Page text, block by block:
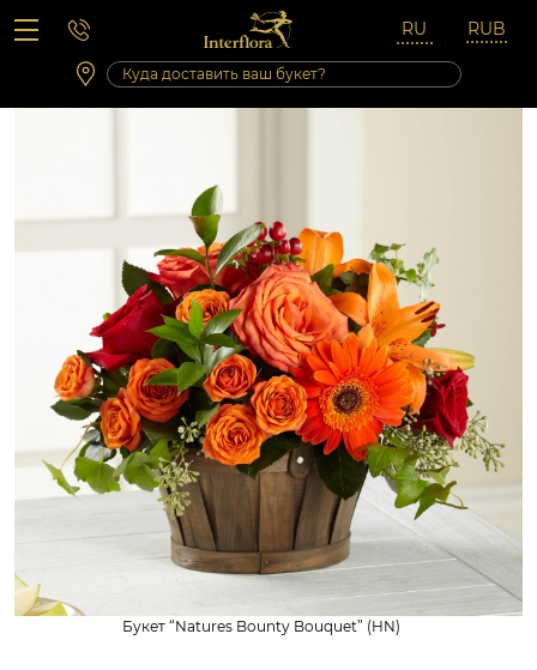
Вопросы-ответы
Сб 10:00 ‐ 14:00
Выходные и праздничные дни
Букет “Natures Bounty Bouquet” (HN)